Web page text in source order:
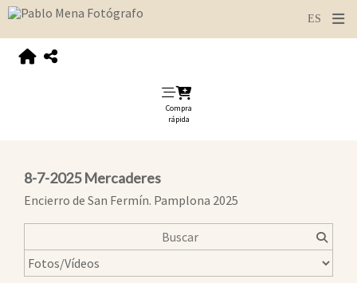
Compra
rápida
8-7-2025 Mercaderes
Encierro de San Fermín. Pamplona 2025